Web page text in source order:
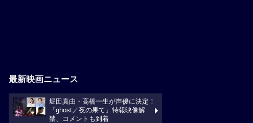
最新映画ニュース
堀田真由・高橋一生が声優に決定！
『ghost／夜の果て』特報映像解
禁、コメントも到着